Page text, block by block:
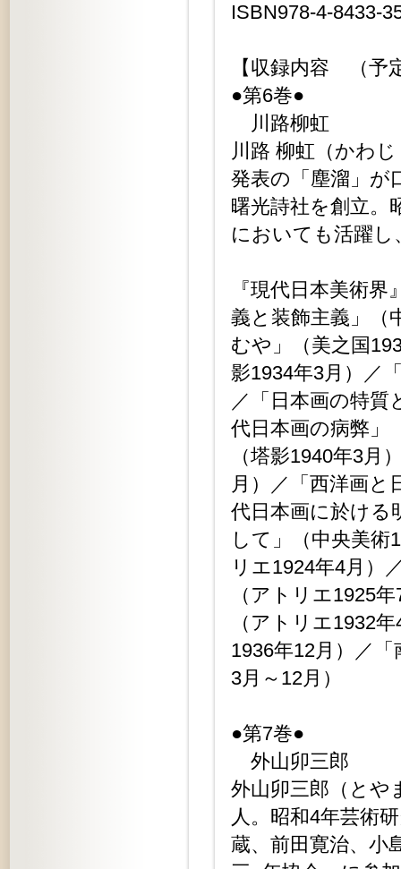
ISBN978-4-8433-
【収録内容 （
●第6巻●
川路柳虹
川路 柳虹（かわ
発表の「塵溜」が
曙光詩社を創立。
においても活躍し
『現代日本美術
義と装飾主義」（
むや」（美之国
影1934年3月）／
／「日本画の特質
代日本画の病弊」
（塔影1940年3月
月）／「西洋画と
代日本画に於ける
して」（中央美術
リエ1924年4月）
（アトリエ1925
（アトリエ1932
1936年12月）／
3月～12月）
●第7巻●
外山卯三郎
外山卯三郎（と
人。昭和4年芸術
蔵、前田寛治、小